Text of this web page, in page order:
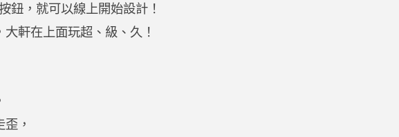
鈕，就可以線上開始設計！
軒在上面玩超、級、久！
，